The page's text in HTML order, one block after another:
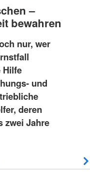
–
bewahren
nur, wer
Hilfe
und
deren
zwei Jahre